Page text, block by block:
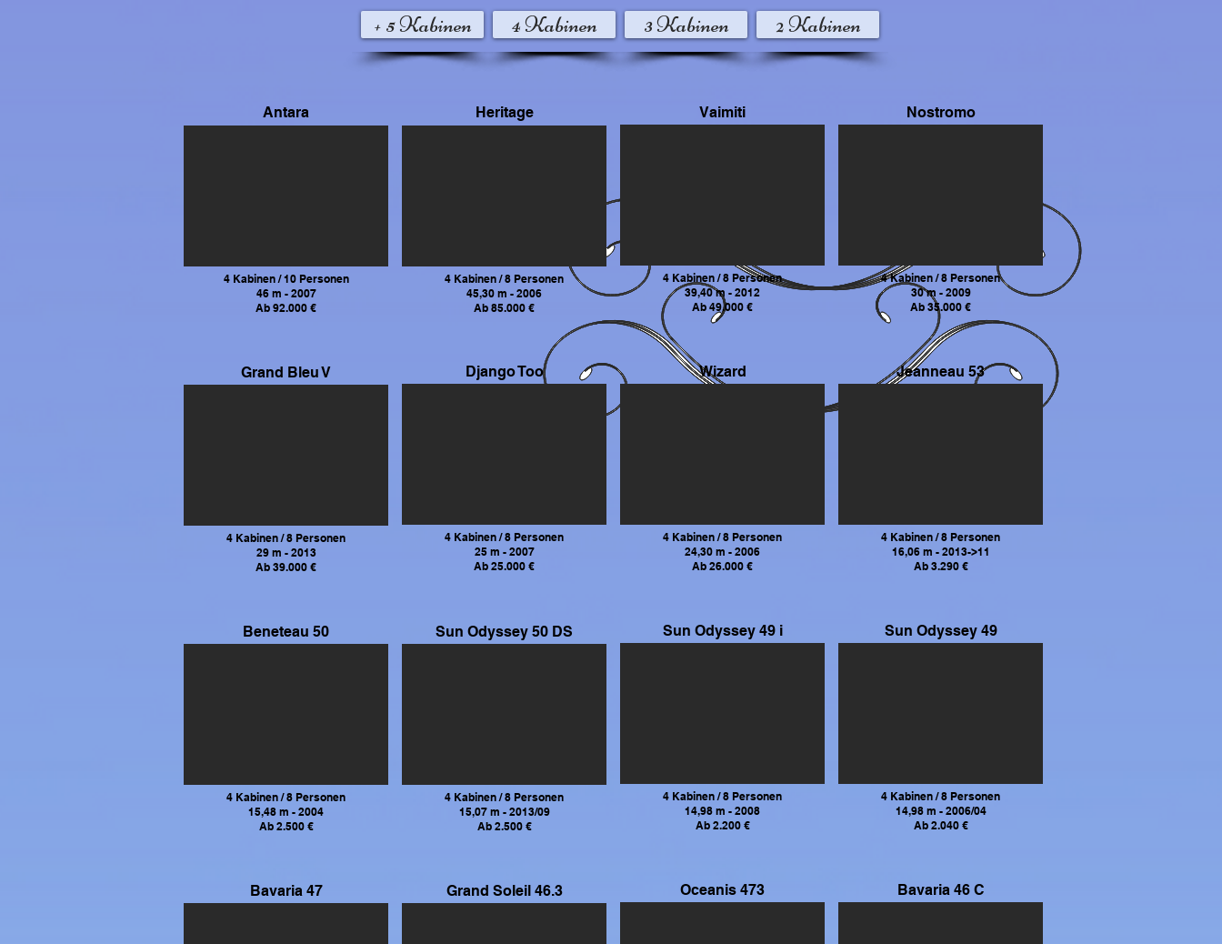
+ 5 Kabinen 4 Kabinen 3 Kabinen 2 Kabinen
Antara
4 Kabinen / 10 Personen
46 m - 2007
Ab 92.000 €
Heritage
4 Kabinen / 8 Personen
45,30 m - 2006
Ab 85.000 €
Vaimiti
4 Kabinen / 8 Personen
39,40 m - 2012
Ab 49.000 €
Nostromo
4 Kabinen / 8 Personen
30 m - 2009
Ab 35.000 €
Grand Bleu V
4 Kabinen / 8 Personen
29 m - 2013
Ab 39.000 €
Django Too
4 Kabinen / 8 Personen
25 m - 2007
Ab 25.000 €
Wizard
4 Kabinen / 8 Personen
24,30 m - 2006
Ab 26.000 €
Jeanneau 53
4 Kabinen / 8 Personen
16,06 m - 2013->11
Ab 3.290 €
Beneteau 50
4 Kabinen / 8 Personen
15,48 m - 2004
Ab 2.500 €
Sun Odyssey 50 DS
4 Kabinen / 8 Personen
15,07 m - 2013/09
Ab 2.500 €
Sun Odyssey 49 i
4 Kabinen / 8 Personen
14,98 m - 2008
Ab 2.200 €
Sun Odyssey 49
4 Kabinen / 8 Personen
14,98 m - 2006/04
Ab 2.040 €
Bavaria 47 Grand Soleil 46.3 Oceanis 473 Bavaria 46 C